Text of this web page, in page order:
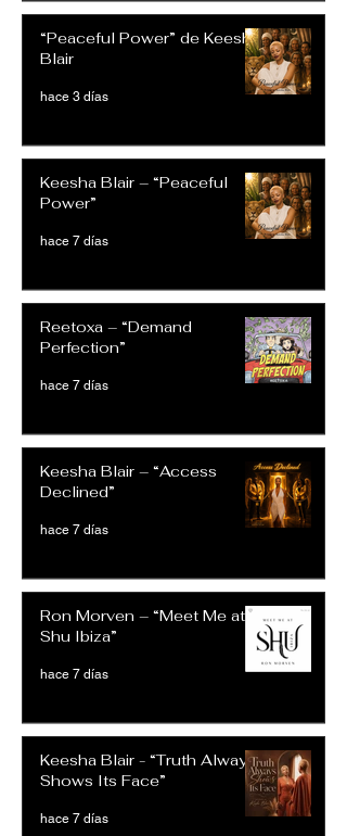
“Peaceful Power” de Keesha
Blair
hace 3 días
Keesha Blair – “Peaceful
Power”
hace 7 días
Reetoxa – “Demand
Perfection”
hace 7 días
Keesha Blair – “Access
Declined”
hace 7 días
Ron Morven – “Meet Me at
Shu Ibiza”
hace 7 días
Keesha Blair - “Truth Always
Shows Its Face”
hace 7 días